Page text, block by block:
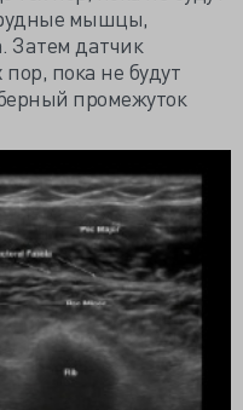
мышцы,
Затем датчик
пока не будут
промежуток